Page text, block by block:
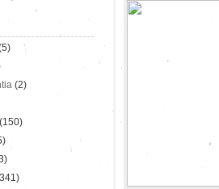
(2)
(150)